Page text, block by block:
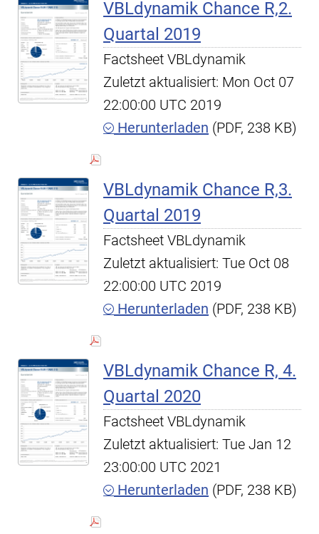
VBLdynamik Chance R,2.
Quartal 2019
Factsheet VBLdynamik
Zuletzt aktualisiert: Mon Oct 07
22:00:00 UTC 2019
Herunterladen (PDF, 238 KB)
VBLdynamik Chance R,3.
Quartal 2019
Factsheet VBLdynamik
Zuletzt aktualisiert: Tue Oct 08
22:00:00 UTC 2019
Herunterladen (PDF, 238 KB)
VBLdynamik Chance R, 4.
Quartal 2020
Factsheet VBLdynamik
Zuletzt aktualisiert: Tue Jan 12
23:00:00 UTC 2021
Herunterladen (PDF, 238 KB)